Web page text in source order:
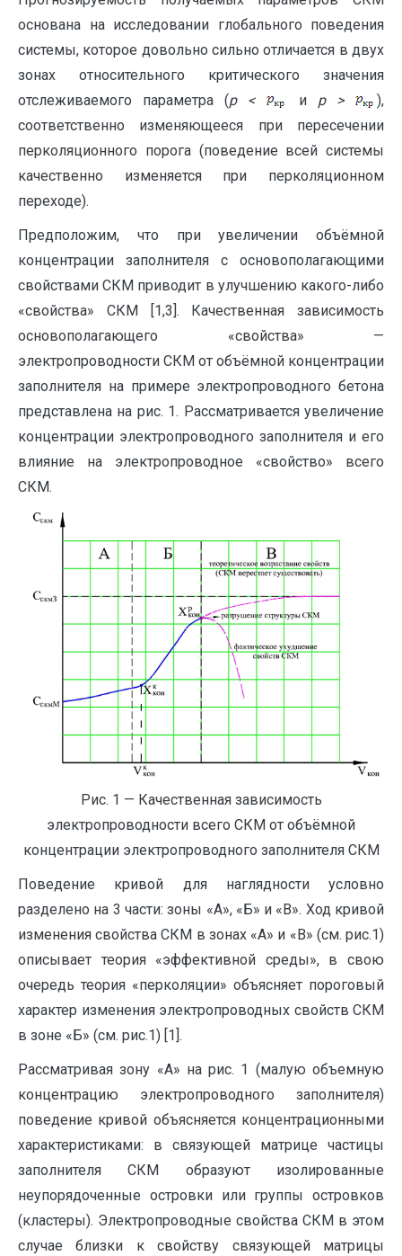
основана на исследовании глобального поведения
системы, которое довольно сильно отличается в двух
зонах относительного критического значения
отслеживаемого параметра (p < и p >
),
соответственно изменяющееся при пересечении
перколяционного порога (поведение всей системы
качественно изменяется при перколяционном
переходе).
Предположим, что при увеличении объёмной
концентрации заполнителя с основополагающими
свойствами СКМ приводит в улучшению какого-либо
«свойства» СКМ [1,3]. Качественная зависимость
основополагающего «свойства» —
электропроводности СКМ от объёмной концентрации
заполнителя на примере электропроводного бетона
представлена на рис. 1. Рассматривается увеличение
концентрации электропроводного заполнителя и его
влияние на электропроводное «свойство» всего
СКМ.
Рис. 1 — Качественная зависимость
электропроводности всего СКМ от объёмной
концентрации электропроводного заполнителя СКМ
Поведение кривой для наглядности условно
разделено на 3 части: зоны «А», «Б» и «В». Ход кривой
изменения свойства СКМ в зонах «А» и «В» (см. рис.1)
описывает теория «эффективной среды», в свою
очередь теория «перколяции» объясняет пороговый
характер изменения электропроводных свойств СКМ
в зоне «Б» (см. рис.1) [1].
Рассматривая зону «А» на рис. 1 (малую объемную
концентрацию электропроводного заполнителя)
поведение кривой объясняется концентрационными
характеристиками: в связующей матрице частицы
заполнителя СКМ образуют изолированные
неупорядоченные островки или группы островков
(кластеры). Электропроводные свойства СКМ в этом
случае близки к свойству связующей матрицы